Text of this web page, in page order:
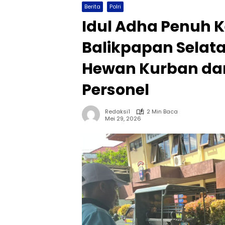
Berita Polri
Idul Adha Penuh
Balikpapan
Hewan Kurban
Personel
Redaksi1
2 Min Baca
Mei 29, 2026